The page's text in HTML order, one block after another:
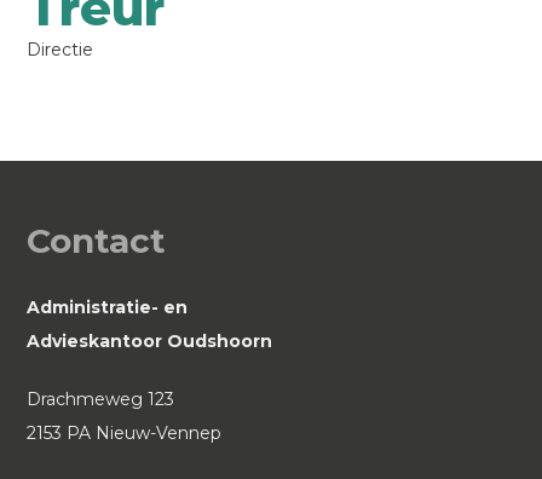
Directie
Contact
Administratie- en
Advieskantoor Oudshoorn
Drachmeweg 123
2153 PA Nieuw-Vennep